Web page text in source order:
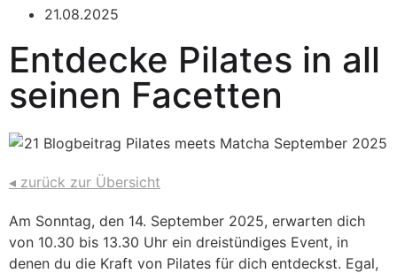
21.08.2025
Entdecke Pilates in all
seinen Facetten
◂ zurück zur Übersicht
Am Sonntag, den 14. September 2025, erwarten dich
von 10.30 bis 13.30 Uhr ein dreistündiges Event, in
denen du die Kraft von Pilates für dich entdeckst. Egal,